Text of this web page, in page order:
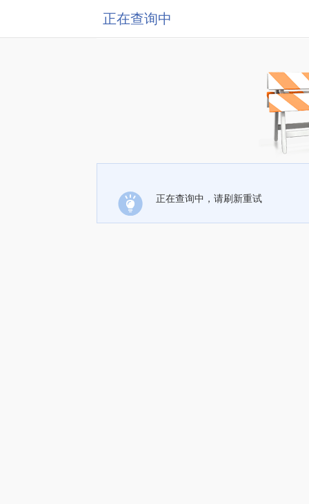
正在查询中
正在查询中，请刷新重试